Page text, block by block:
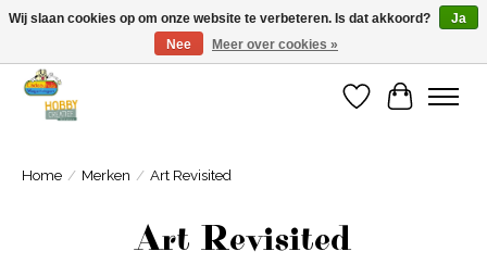
Welkom bij Cadeauhuis Wageningen
Verlanglijst
Home / Merken / Art Revisited
Art Revisited
Wij slaan cookies op om onze website te verbeteren. Is dat akkoord?
Ja
Nee
Meer over cookies »